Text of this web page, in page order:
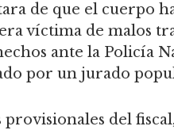
de que el cuerpo
víctima de malos
ante la Policía
por un jurado
provisionales del